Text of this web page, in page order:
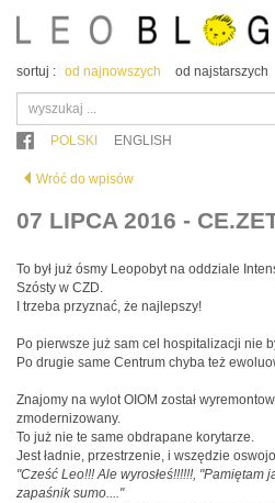
Wróć do wpisów
sortuj : od najnowszych od najstarszych
POLSKI ENGLISH
07 LIPCA 2016 -
To był już ósmy Leopobyt na oddziale
Szósty w CZD.
I trzeba przyznać, że najlepszy!
Po pierwsze już sam cel hospitalizacji nie
Po drugie same Centrum chyba też
Znajomy na wylot OIOM został
zmodernizowany.
To już nie te same obdrapane korytarze.
Jest ładnie, przestrzenie, i wszędzie
"Cześć Leo!!! Ale wyrosłeś!!!!!!, "Pamiętam
zapaśnik sumo...."